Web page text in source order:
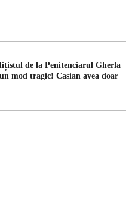
de la Penitenciarul Gherla
mod tragic! Casian avea doar